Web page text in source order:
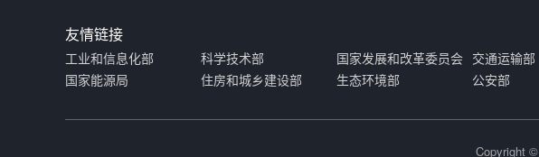
友情链接
工业和信息化部 科学技术部 国家发展和改革委员会 交通运输部
国家能源局
住房和城乡建设部 生态环境部 公安部
Copyright ©